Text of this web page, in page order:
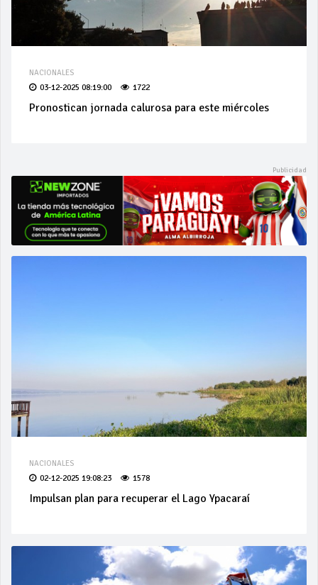
NACIONALES
03-12-2025 08:19:00 1722
Pronostican jornada calurosa para este miércoles
NACIONALES
02-12-2025 19:08:23 1578
Impulsan plan para recuperar el Lago Ypacaraí